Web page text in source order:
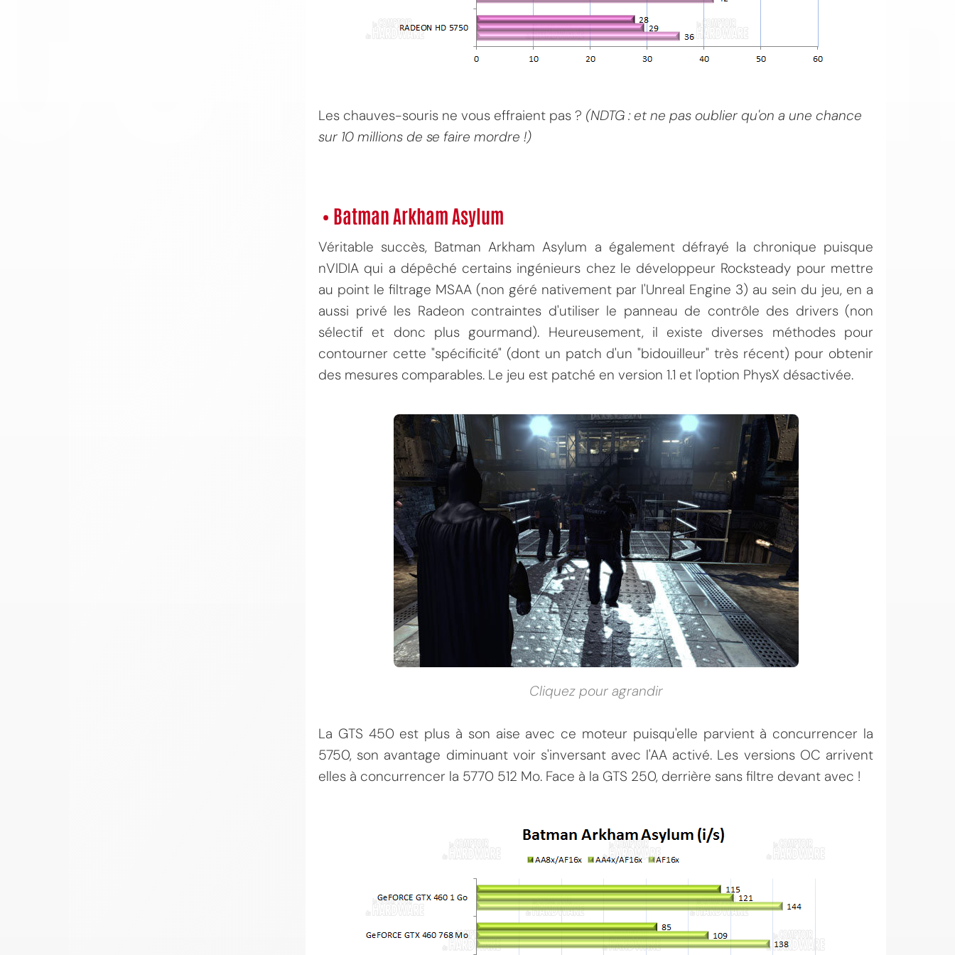
Les chauves-souris ne vous effraient pas ? (NDTG : et ne pas oublier qu'on a une chance
sur 10 millions de se faire mordre !)
• Batman Arkham Asylum
Véritable succès, Batman Arkham Asylum a également défrayé la chronique puisque
nVIDIA qui a dépêché certains ingénieurs chez le développeur Rocksteady pour mettre
au point le filtrage MSAA (non géré nativement par l'Unreal Engine 3) au sein du jeu, en a
aussi privé les Radeon contraintes d'utiliser le panneau de contrôle des drivers (non
sélectif et donc plus gourmand). Heureusement, il existe diverses méthodes pour
contourner cette "spécificité" (dont un patch d'un "bidouilleur" très récent) pour obtenir
des mesures comparables. Le jeu est patché en version 1.1 et l'option PhysX désactivée.
Cliquez pour agrandir
La GTS 450 est plus à son aise avec ce moteur puisqu'elle parvient à concurrencer la
5750, son avantage diminuant voir s'inversant avec l'AA activé. Les versions OC arrivent
elles à concurrencer la 5770 512 Mo. Face à la GTS 250, derrière sans filtre devant avec !